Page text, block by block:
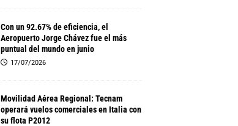
Con un 92.67% de eficiencia, el
Aeropuerto Jorge Chávez fue el más
puntual del mundo en junio
17/07/2026
Movilidad Aérea Regional: Tecnam
operará vuelos comerciales en Italia con
su flota P2012